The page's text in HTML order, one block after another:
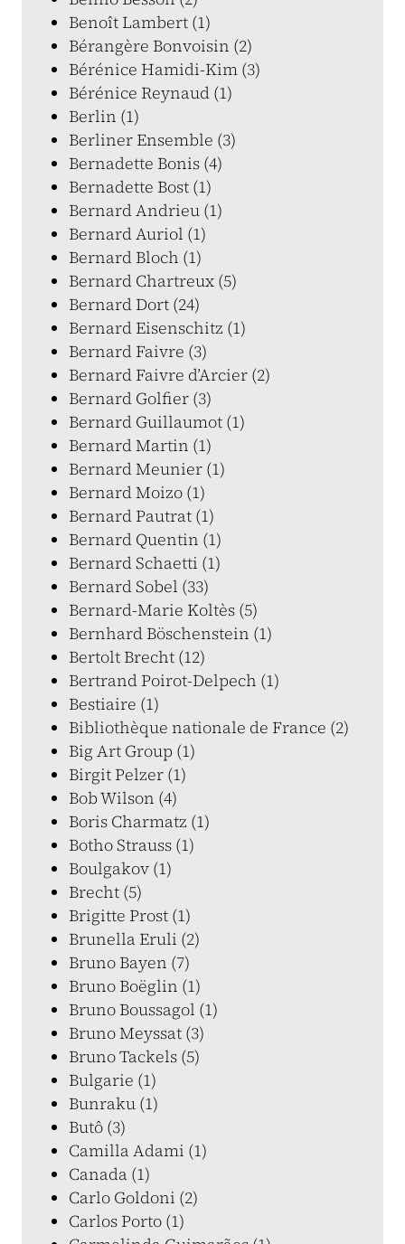
Benoît Lambert (1)
Bérangère Bonvoisin (2)
Bérénice Hamidi-Kim (3)
Bérénice Reynaud (1)
Berlin (1)
Berliner Ensemble (3)
Bernadette Bonis (4)
Bernadette Bost (1)
Bernard Andrieu (1)
Bernard Auriol (1)
Bernard Bloch (1)
Bernard Chartreux (5)
Bernard Dort (24)
Bernard Eisenschitz (1)
Bernard Faivre (3)
Bernard Faivre d’Arcier (2)
Bernard Golfier (3)
Bernard Guillaumot (1)
Bernard Martin (1)
Bernard Meunier (1)
Bernard Moizo (1)
Bernard Pautrat (1)
Bernard Quentin (1)
Bernard Schaetti (1)
Bernard Sobel (33)
Bernard-Marie Koltès (5)
Bernhard Böschenstein (1)
Bertolt Brecht (12)
Bertrand Poirot-Delpech (1)
Bestiaire (1)
Bibliothèque nationale de France (2)
Big Art Group (1)
Birgit Pelzer (1)
Bob Wilson (4)
Boris Charmatz (1)
Botho Strauss (1)
Boulgakov (1)
Brecht (5)
Brigitte Prost (1)
Brunella Eruli (2)
Bruno Bayen (7)
Bruno Boëglin (1)
Bruno Boussagol (1)
Bruno Meyssat (3)
Bruno Tackels (5)
Bulgarie (1)
Bunraku (1)
Butô (3)
Camilla Adami (1)
Canada (1)
Carlo Goldoni (2)
Carlos Porto (1)